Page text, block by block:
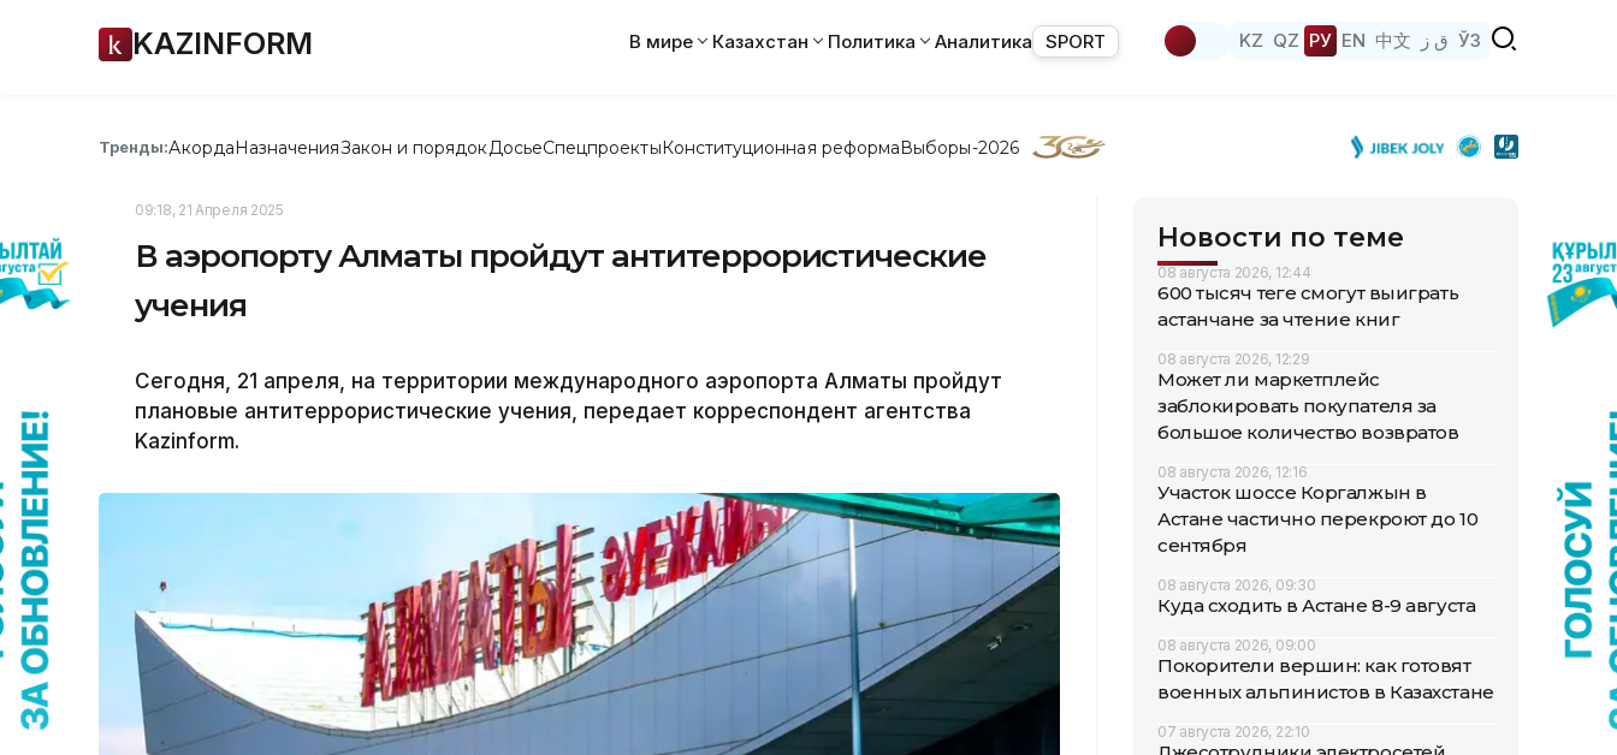
KAZINFORM В мире Казахстан Политика Аналитика SPORT KZ QZ РУ EN 中文 ق ز ЎЗ
Тренды:АкордаНазначенияЗакон и порядок ДосьеСпецпроектыКонституционная реформаВыборы-2026
09:18, 21 Апреля 2025
В аэропорту Алматы пройдут антитеррористические
учения
Сегодня, 21 апреля, на территории международного аэропорта Алматы пройдут
плановые антитеррористические учения, передает корреспондент агентства
Kazinform.
Новости по теме
08 августа 2026, 12:44
600 тысяч теңге смогут выиграть
астанчане за чтение книг
08 августа 2026, 12:29
Может ли маркетплейс
заблокировать покупателя за
большое количество возвратов
08 августа 2026, 12:16
Участок шоссе Коргалжын в
Астане частично перекроют до 10
сентября
08 августа 2026, 09:30
Куда сходить в Астане 8-9 августа
08 августа 2026, 09:00
Покорители вершин: как готовят
военных альпинистов в Казахстане
07 августа 2026, 22:10